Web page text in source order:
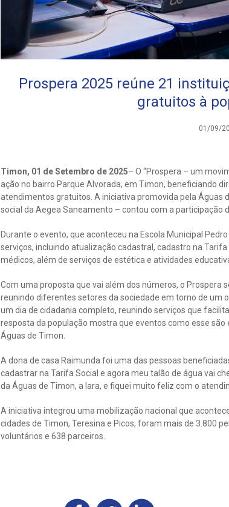
Prospera 2025 reúne 21
gratuitos à
01/09/
Timon, 01 de Setembro de 2025– O “Prospera – um
ação no bairro Parque Alvorada, em Timon, beneficiando
atendimentos gratuitos. A iniciativa promovida pela
social da Aegea Saneamento – contou com a participação
Durante o evento, que aconteceu na Escola Municipal
serviços, incluindo atualização cadastral, cadastro na
médicos, além de serviços de estética e atividades
Com uma proposta que vai além dos números, o
reunindo diferentes setores da sociedade em torno de um
um dia de cidadania completo, reunindo serviços que
resposta da população mostra que eventos como esse
Águas de Timon.
A dona de casa Raimunda foi uma das pessoas
cadastrar na Tarifa Social e agora meu talão de água vai
da Águas de Timon, a Iara, e fiquei muito feliz com o
A iniciativa integrou uma mobilização nacional que
cidades de Timon, Teresina e Picos, foram mais de 3.800
voluntários e 638 parceiros.